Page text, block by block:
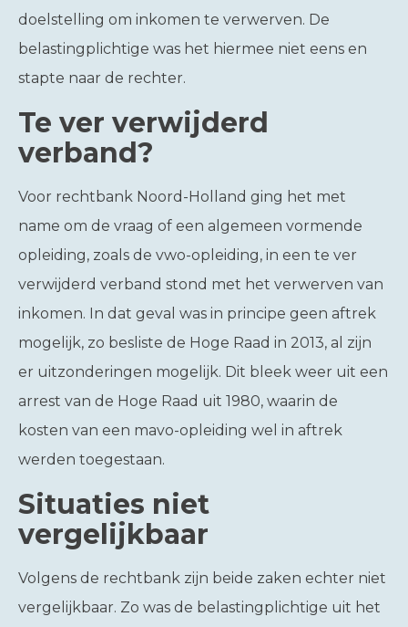
doelstelling om inkomen te verwerven. De
belastingplichtige was het hiermee niet eens en
stapte naar de rechter.
Te ver verwijderd
verband?
Voor rechtbank Noord-Holland ging het met
name om de vraag of een algemeen vormende
opleiding, zoals de vwo-opleiding, in een te ver
verwijderd verband stond met het verwerven van
inkomen. In dat geval was in principe geen aftrek
mogelijk, zo besliste de Hoge Raad in 2013, al zijn
er uitzonderingen mogelijk. Dit bleek weer uit een
arrest van de Hoge Raad uit 1980, waarin de
kosten van een mavo-opleiding wel in aftrek
werden toegestaan.
Situaties niet
vergelijkbaar
Volgens de rechtbank zijn beide zaken echter niet
vergelijkbaar. Zo was de belastingplichtige uit het